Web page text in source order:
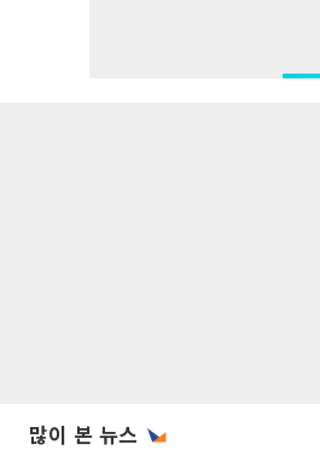
많이 본 뉴스